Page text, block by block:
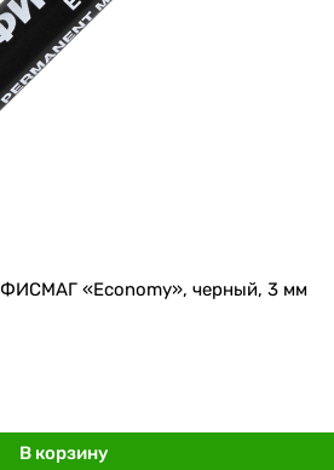
«Economy», черный, 3 мм
В корзину